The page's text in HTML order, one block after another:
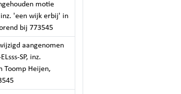
motie
inz. 'een wijk erbij' in
bij 773545
aangenomen
SP, inz.
Toomp Heijen,